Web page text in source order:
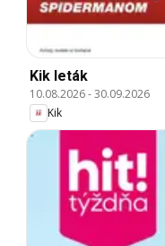
Kik leták
10.08.2026-30.09.2026
Kik